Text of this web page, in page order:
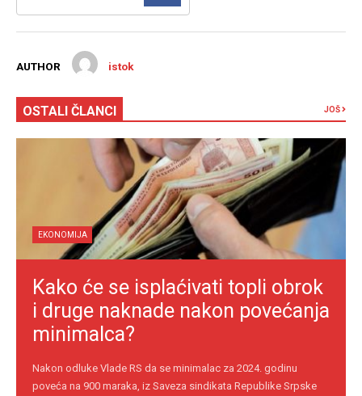
AUTHOR istok
OSTALI ČLANCI JOŠ
EKONOMIJA
Kako će se isplaćivati topli obrok
i druge naknade nakon povećanja
minimalca?
Nakon odluke Vlade RS da se minimalac za 2024. godinu
poveća na 900 maraka, iz Saveza sindikata Republike Srpske